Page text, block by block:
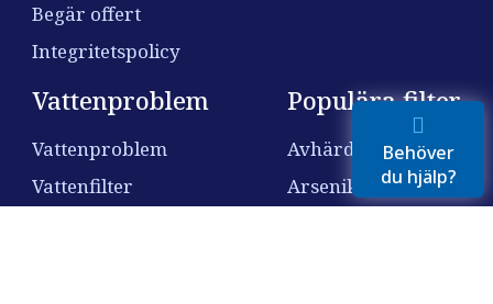
Begär offert
Integritetspolicy
Vattenproblem
Vattenproblem
Vattenfilter
Populära filter
Avhärdningsfilter
Arsenikfilter
Behöver
du hjälp?